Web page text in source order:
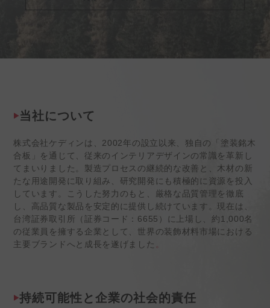
当社について
株式会社ケディンは、2002年の設立以来、独自の「塗装銘木
合板」を通じて、従来のインテリアデザインの常識を革新し
てまいりました。製造プロセスの継続的な改善と、木材の新
たな用途開発に取り組み、研究開発にも積極的に資源を投入
しています。こうした努力のもと、厳格な品質管理を徹底
し、高品質な製品を安定的に提供し続けています。現在は、
台湾証券取引所（証券コード：6655）に上場し、約1,000名
の従業員を擁する企業として、世界の装飾材料市場における
主要ブランドへと成長を遂げました
持続可能性と企業の社会的責任